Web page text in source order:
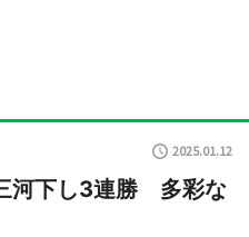
2025.01.12
河下し3連勝 多彩な